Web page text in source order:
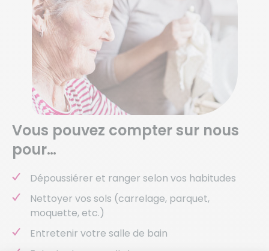
Vous pouvez compter sur nous
pour…
Dépoussiérer et ranger selon vos habitudes
Nettoyer vos sols (carrelage, parquet,
moquette, etc.)
Entretenir votre salle de bain